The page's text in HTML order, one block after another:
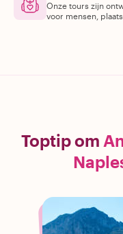
Onze tours zijn
voor mensen,
Toptip om